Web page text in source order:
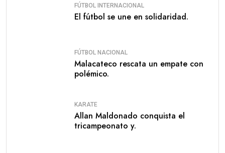
FÚTBOL INTERNACIONAL
El fútbol se une en solidaridad.
FÚTBOL NACIONAL
Malacateco rescata un empate con
polémico.
KARATE
Allan Maldonado conquista el
tricampeonato y.